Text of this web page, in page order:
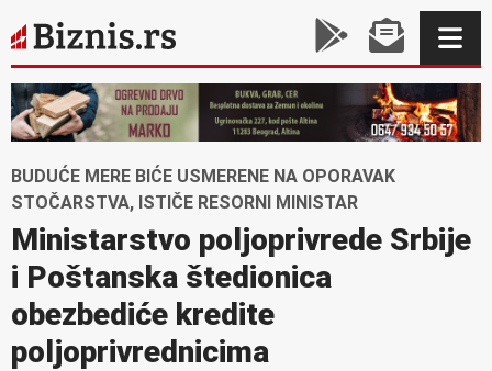
BUDUĆE MERE BIĆE USMERENE NA OPORAVAK
STOČARSTVA, ISTIČE RESORNI MINISTAR
Ministarstvo poljoprivrede Srbije
i Poštanska štedionica
obezbediće kredite
poljoprivrednicima